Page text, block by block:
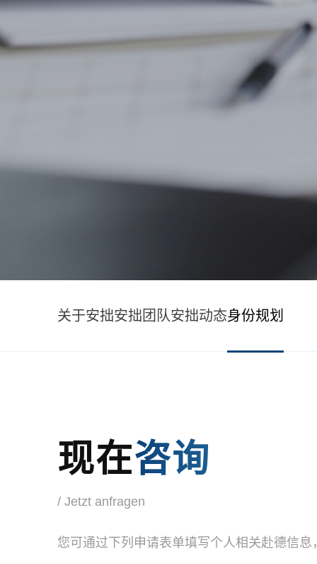
关于安拙安拙团队安拙动态身份规划
现在咨询
/ Jetzt anfragen
您可通过下列申请表单填写个人相关赴德信